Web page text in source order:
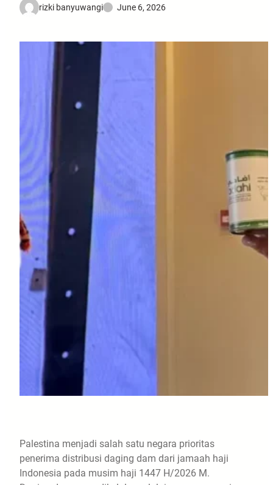
rizki banyuwangi June 6, 2026
Palestina menjadi salah satu negara prioritas
penerima distribusi daging dam dari jamaah haji
Indonesia pada musim haji 1447 H/2026 M.